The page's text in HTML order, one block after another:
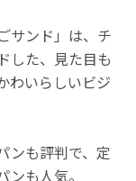
サンド」は、チ
した、見た目も
わいらしいビジ
ンも評判で、定
も人気。